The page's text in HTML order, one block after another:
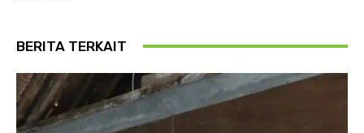
BERITA TERKAIT